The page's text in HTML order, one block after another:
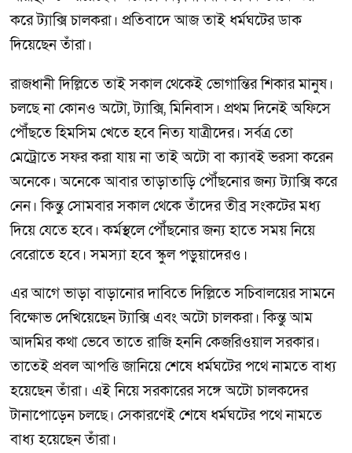
করে ট্যাক্সি চালকরা। প্রতিবাদে আজ তাই ধর্মঘটের ডাক
দিয়েছেন তাঁরা।
রাজধানী দিল্লিতে তাই সকাল থেকেই ভোগান্তির শিকার মানুষ।
চলছে না কোনও অটো, ট্যাক্সি, মিনিবাস। প্রথম দিনেই অফিসে
পৌঁছতে হিমসিম খেতে হবে নিত্য যাত্রীদের। সর্বত্র তো
মেট্রোতে সফর করা যায় না তাই অটো বা ক্যাবই ভরসা করেন
অনেকে। অনেকে আবার তাড়াতাড়ি পৌঁছনোর জন্য ট্যাক্সি করে
নেন। কিন্তু সোমবার সকাল থেকে তাঁদের তীব্র সংকটের মধ্য
দিয়ে যেতে হবে। কর্মস্থলে পৌঁছনোর জন্য হাতে সময় নিয়ে
বেরোতে হবে। সমস্যা হবে স্কুল পড়ুয়াদেরও।
এর আগে ভাড়া বাড়ানোর দাবিতে দিল্লিতে সচিবালয়ের সামনে
বিক্ষোভ দেখিয়েছেন ট্যাক্সি এবং অটো চালকরা। কিন্তু আম
আদমির কথা ভেবে তাতে রাজি হননি কেজরিওয়াল সরকার।
তাতেই প্রবল আপত্তি জানিয়ে শেষে ধর্মঘটের পথে নামতে বাধ্য
হয়েছেন তাঁরা। এই নিয়ে সরকারের সঙ্গে অটো চালকদের
টানাপোড়েন চলছে। সেকারণেই শেষে ধর্মঘটের পথে নামতে
বাধ্য হয়েছেন তাঁরা।